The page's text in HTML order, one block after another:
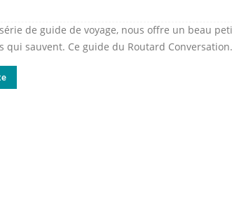
de guide de voyage, nous offre un beau
qui sauvent. Ce guide du Routard